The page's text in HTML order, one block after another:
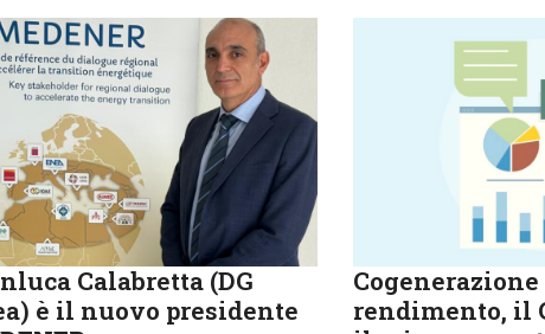
Calabretta (DG
è il nuovo presidente
rendimento, il